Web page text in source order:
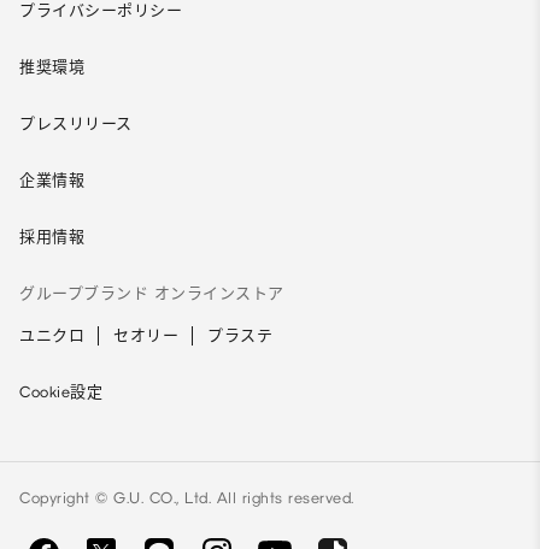
プライバシーポリシー
推奨環境
プレスリリース
企業情報
採用情報
グループブランド オンラインストア
ユニクロ セオリー プラステ
Cookie設定
Copyright © G.U. CO., Ltd. All rights reserved.